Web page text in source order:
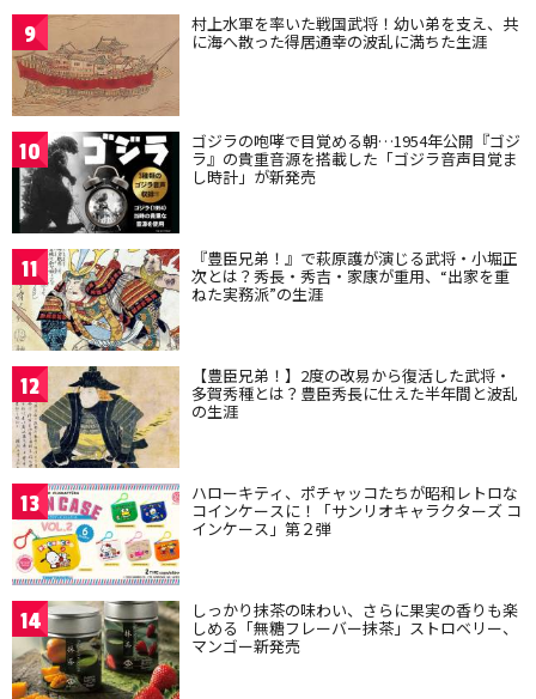
9 村上水軍を率いた戦国武将！幼い弟を支え、共
に海へ散った得居通幸の波乱に満ちた生涯
10 ゴジラの咆哮で目覚める朝…1954年公開『ゴジ
ラ』の貴重音源を搭載した「ゴジラ音声目覚ま
し時計」が新発売
11 『豊臣兄弟！』で萩原護が演じる武将・小堀正
次とは？秀長・秀吉・家康が重用、“出家を重
ねた実務派”の生涯
12 【豊臣兄弟！】2度の改易から復活した武将・
多賀秀種とは？豊臣秀長に仕えた半年間と波乱
の生涯
13 ハローキティ、ポチャッコたちが昭和レトロな
コインケースに！「サンリオキャラクターズ コ
インケース」第２弾
14 しっかり抹茶の味わい、さらに果実の香りも楽
しめる「無糖フレーバー抹茶」ストロベリー、
マンゴー新発売